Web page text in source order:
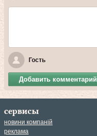
Гость
Добавить комментарий
сервисы
новини компаній
реклама